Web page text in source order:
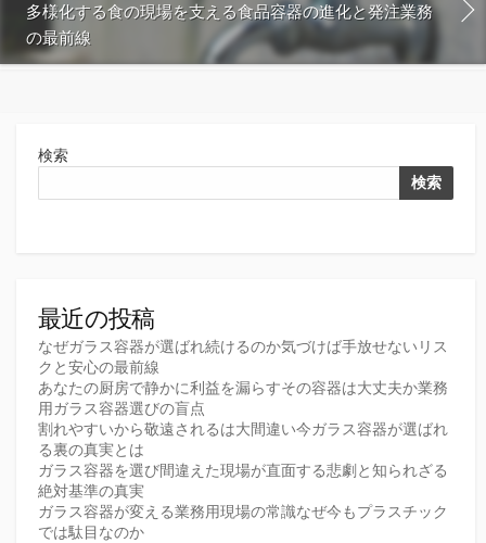
多様化する食の現場を支える食品容器の進化と発注業務
の最前線
検索
検索
最近の投稿
なぜガラス容器が選ばれ続けるのか気づけば手放せないリス
クと安心の最前線
あなたの厨房で静かに利益を漏らすその容器は大丈夫か業務
用ガラス容器選びの盲点
割れやすいから敬遠されるは大間違い今ガラス容器が選ばれ
る裏の真実とは
ガラス容器を選び間違えた現場が直面する悲劇と知られざる
絶対基準の真実
ガラス容器が変える業務用現場の常識なぜ今もプラスチック
では駄目なのか